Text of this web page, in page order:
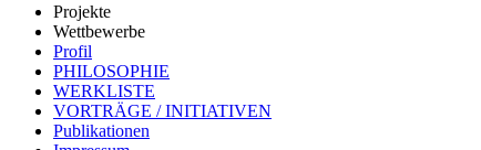
Projekte
Wettbewerbe
Profil
PHILOSOPHIE
WERKLISTE
VORTRÄGE / INITIATIVEN
Publikationen